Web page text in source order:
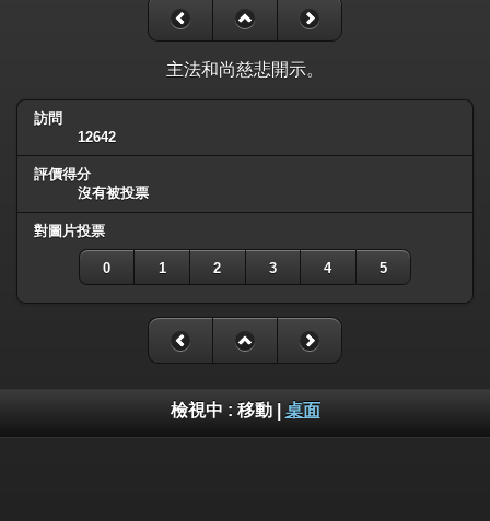
主法和尚慈悲開示。
訪問
12642
評價得分
沒有被投票
對圖片投票
0 1 2 3 4 5
檢視中 : 移動| 桌面